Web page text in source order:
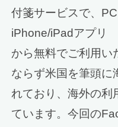
付箋サービスで、
iPhone/iPadアプリ
から無料でご利用い
ならず米国を筆頭に
れており、海外の利
ています。今回の